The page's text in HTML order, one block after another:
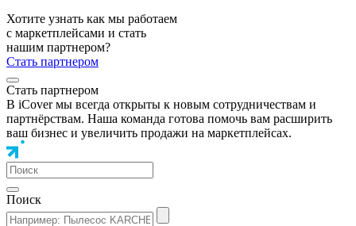
Хотите узнать как мы работаем
с маркетплейсами и стать
нашим партнером?
Стать партнером
Стать партнером
В iCover мы всегда открыты к новым сотрудничествам и
партнёрствам. Наша команда готова помочь вам расширить
ваш бизнес и увеличить продажи на маркетплейсах.
Поиск